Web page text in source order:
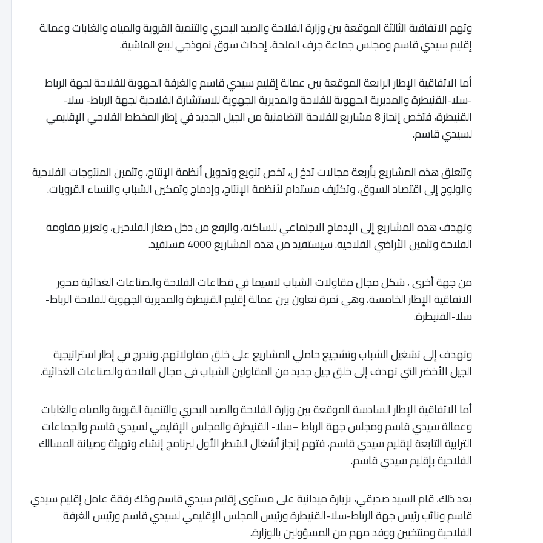
وتهم الاتفاقية الثالثة الموقعة بين وزارة الفلاحة والصيد البحري والتنمية القروية والمياه والغابات وعمالة
إقليم سيدي قاسم ومجلس جماعة جرف الملحة، إحداث سوق نموذجي لبيع الماشية.
أما الاتفاقية الإطار الرابعة الموقعة بين عمالة إقليم سيدي قاسم والغرفة الجهوية للفلاحة لجهة الرباط
-سلا-القنيطرة والمديرية الجهوية للفلاحة والمديرية الجهوية للاستشارة الفلاحية لجهة الرباط- سلا-
القنيطرة، فتخص إنجاز 8 مشاريع للفلاحة التضامنية من الجيل الجديد في إطار المخطط الفلاحي الإقليمي
لسيدي قاسم.
وتتعلق هذه المشاريع بأربعة مجالات تدخ ل، تخص تنويع وتحويل أنظمة الإنتاج، وتثمين المنتوجات الفلاحية
والولوج إلى اقتصاد السوق، وتكثيف مستدام لأنظمة الإنتاج، وإدماج وتمكين الشباب والنساء القرويات.
وتهدف هذه المشاريع إلى الإدماج الاجتماعي للساكنة، والرفع من دخل صغار الفلاحين، وتعزيز مقاومة
الفلاحة وتثمين الأراضي الفلاحية. سيستفيد من هذه المشاريع 4000 مستفيد.
من جهة أخرى ، شكل مجال مقاولات الشباب لاسيما في قطاعات الفلاحة والصناعات الغذائية محور
الاتفاقية الإطار الخامسة، وهي ثمرة تعاون بين عمالة إقليم القنيطرة والمديرية الجهوية للفلاحة الرباط-
سلا-القنيطرة.
وتهدف إلى تشغيل الشباب وتشجيع حاملي المشاريع على خلق مقاولاتهم. وتندرج في إطار استراتيجية
الجيل الأخضر التي تهدف إلى خلق جيل جديد من المقاولين الشباب في مجال الفلاحة والصناعات الغذائية.
أما الاتفاقية الإطار السادسة الموقعة بين وزارة الفلاحة والصيد البحري والتنمية القروية والمياه والغابات
وعمالة سيدي قاسم ومجلس جهة الرباط –سلا- القنيطرة والمجلس الإقليمي لسيدي قاسم والجماعات
الترابية التابعة لإقليم سيدي قاسم، فتهم إنجاز أشغال الشطر الأول لبرنامج إنشاء وتهيئة وصيانة المسالك
الفلاحية بإقليم سيدي قاسم.
بعد ذلك، قام السيد صديقي، بزيارة ميدانية على مستوى إقليم سيدي قاسم وذلك رفقة عامل إقليم سيدي
قاسم ونائب رئيس جهة الرباط-سلا-القنيطرة ورئيس المجلس الإقليمي لسيدي قاسم ورئيس الغرفة
الفلاحية ومنتخبين ووفد مهم من المسؤولين بالوزارة.